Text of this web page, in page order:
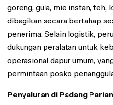
goreng, gula, mie instan, teh,
dibagikan secara bertahap
penerima. Selain logistik,
dukungan peralatan untuk
operasional dapur umum,
permintaan posko
Penyaluran di Padang